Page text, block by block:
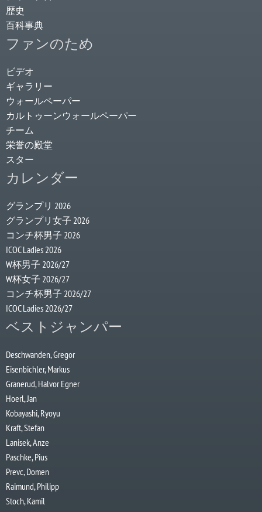
歴史
百科事典
ファンのため
ビデオ
ギャラリー
ウォールペーパー
カルトゥーンウォールペーパー
チーム
栄誉の殿堂
スター
カレンダー
グランプリ 2026
グランプリ女子 2026
コンチ杯男子 2026
ICOC Ladies 2026
W杯男子 2026/27
W杯女子 2026/27
コンチ杯男子 2026/27
ICOC Ladies 2026/27
ベストジャンパー
Deschwanden, Gregor
Eisenbichler, Markus
Granerud, Halvor Egner
Hoerl, Jan
Kobayashi, Ryoyu
Kraft, Stefan
Lanisek, Anze
Paschke, Pius
Prevc, Domen
Raimund, Philipp
Stoch, Kamil